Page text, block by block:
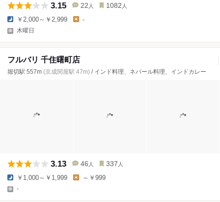
3.15 22 人 1082 人
￥2,000～￥2,999 -
木曜日
フルバリ 千住曙町店
堀切駅 557m (京成関屋駅 47m) / インド料理、ネパール料理、インドカレー
3.13 46 人 337 人
￥1,000～￥1,999 ～￥999
-